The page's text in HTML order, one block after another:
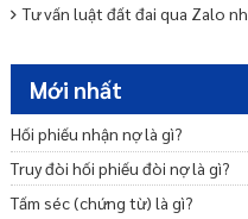
Tư vấn luật đất đai qua Zalo
Sang tên sổ đỏ cho con có
Mức giá đền bù đất khi Nhà
Điều kiện được bồi thường về
Giải quyết tranh chấp đất đai
hành?
Mới nhất
Hối phiếu nhận nợ là gì?
Truy đòi hối phiếu đòi nợ là gì?
Tấm séc (chứng từ) là gì?